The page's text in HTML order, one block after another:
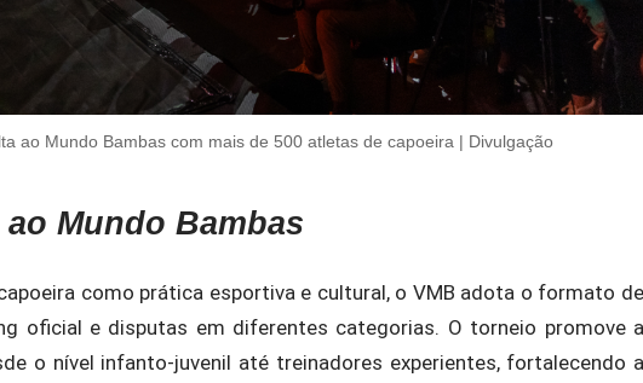
ao Mundo Bambas com mais de 500 atletas de capoeira | Divulgação
Mundo Bambas
como prática esportiva e cultural, o VMB adota o formato de
oficial e disputas em diferentes categorias. O torneio promove a
o nível infanto-juvenil até treinadores experientes, fortalecendo a